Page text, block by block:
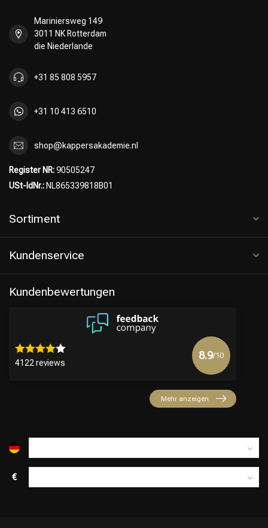
Mariniersweg 149
3011 NK Rotterdam
die Niederlande
+31 85 808 5957
+31 10 413 6510
shop@kappersakademie.nl
Register NR:90505247
USt-IdNr.: NL865339818B01
Sortiment
Kundenservice
Kundenbewertungen
4122 reviews
8.9/10
Mehr anzeigen
€